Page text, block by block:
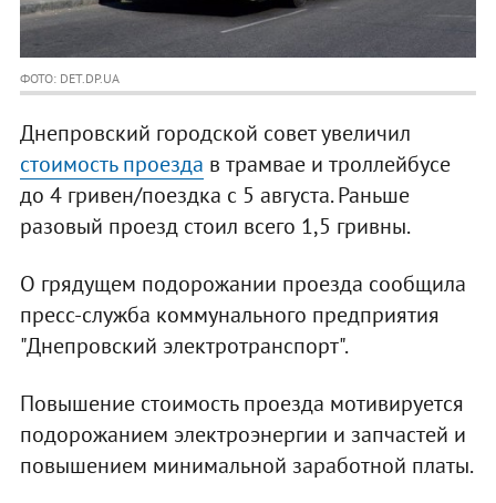
ФОТО: DET.DP.UA
Днепровский городской совет увеличил
стоимость проезда в трамвае и троллейбусе
до 4 гривен/поездка с 5 августа. Раньше
разовый проезд стоил всего 1,5 гривны.
О грядущем подорожании проезда сообщила
пресс-служба коммунального предприятия
"Днепровский электротранспорт".
Повышение стоимость проезда мотивируется
подорожанием электроэнергии и запчастей и
повышением минимальной заработной платы.